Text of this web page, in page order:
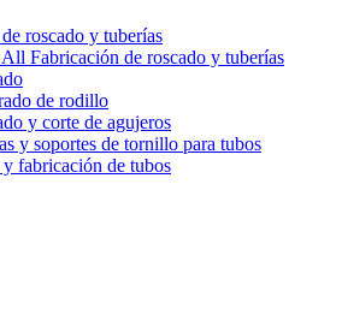
roscado y tuberías
Fabricación de roscado y tuberías
de rodillo
y corte de agujeros
y soportes de tornillo para tubos
fabricación de tubos